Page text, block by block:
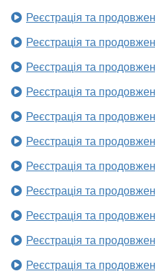
Реєстрація та
Реєстрація та
Реєстрація та
Реєстрація та
Реєстрація та
Реєстрація та
Реєстрація та
Реєстрація та
Реєстрація та
Реєстрація та
Реєстрація та